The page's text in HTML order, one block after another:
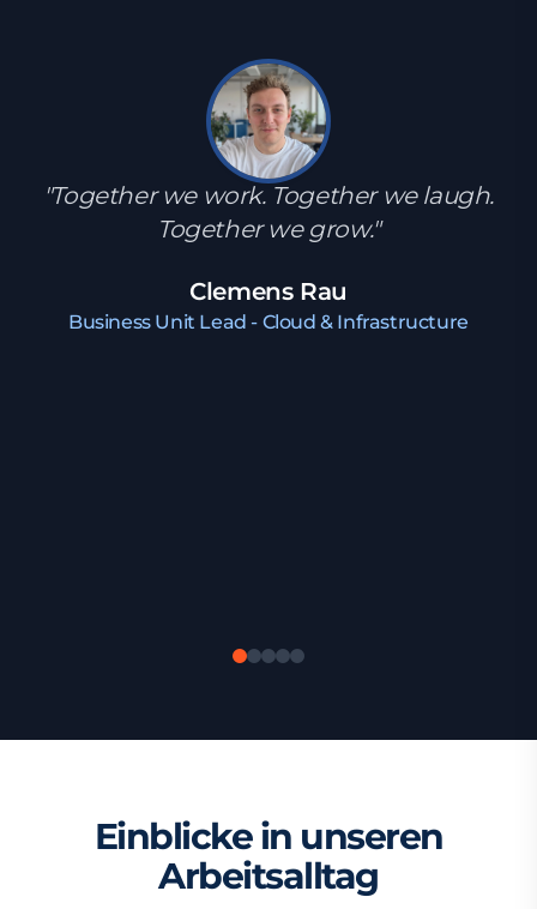
"Together we work. Together we laugh.
Together we grow."
Clemens Rau
Business Unit Lead - Cloud & Infrastructure
Einblicke in unseren
Arbeitsalltag